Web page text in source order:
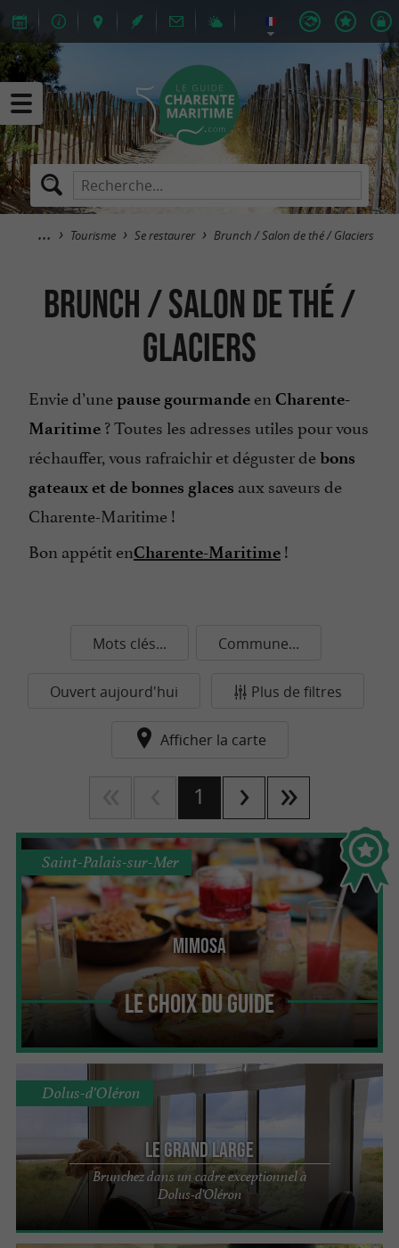
Tourisme Se restaurer Brunch / Salon de thé / Glaciers
Brunch / Salon de thé /
Glaciers
Envie d’unepause gourmande en Charente-
Maritime ? Toutes les adresses utiles pour vous
réchauffer, vous rafraichir et déguster debons
gateaux et de bonnes glaces aux saveurs de
Charente-Maritime !
Bon appétit enCharente-Maritime !
Mots clés... Commune...
Ouvert aujourd'hui Plus de filtres
Afficher la carte
1
Mimosa
Le Choix du Guide
Saint-Palais-sur-Mer
Le Grand Large
Brunchez dans un cadre exceptionnel à
Dolus-d'Oléron
Dolus-d'Oléron